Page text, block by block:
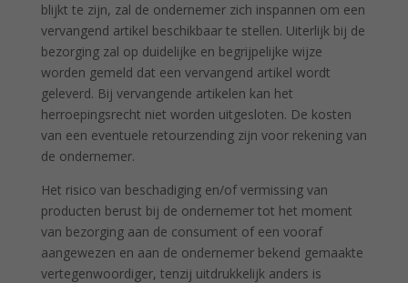
blijkt te zijn, zal de ondernemer zich inspannen om een
vervangend artikel beschikbaar te stellen. Uiterlijk bij de
bezorging zal op duidelijke en begrijpelijke wijze
worden gemeld dat een vervangend artikel wordt
geleverd. Bij vervangende artikelen kan het
herroepingsrecht niet worden uitgesloten. De kosten
van een eventuele retourzending zijn voor rekening van
de ondernemer.
Het risico van beschadiging en/of vermissing van
producten berust bij de ondernemer tot het moment
van bezorging aan de consument of een vooraf
aangewezen en aan de ondernemer bekend gemaakte
vertegenwoordiger, tenzij uitdrukkelijk anders is